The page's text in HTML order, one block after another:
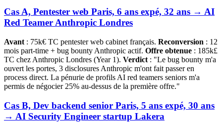
Cas A, Pentester web Paris, 6 ans expé, 32 ans → AI
Red Teamer Anthropic Londres
Avant : 75k€ TC pentester web cabinet français. Reconversion : 12
mois part-time + bug bounty Anthropic actif. Offre obtenue : 185k£
TC chez Anthropic Londres (Year 1). Verdict : "Le bug bounty m'a
ouvert les portes, 3 disclosures Anthropic m'ont fait passer en
process direct. La pénurie de profils AI red teamers seniors m'a
permis de négocier 25% au-dessus de la première offre."
Cas B, Dev backend senior Paris, 5 ans expé, 30 ans
→ AI Security Engineer startup Lakera